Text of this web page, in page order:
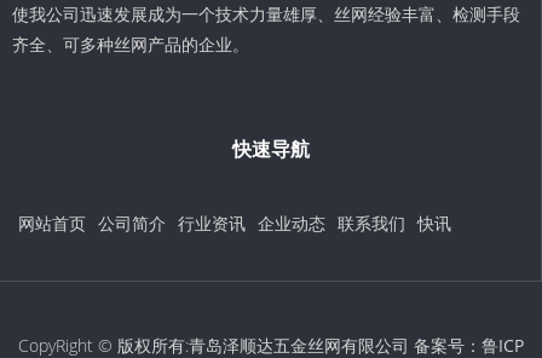
使我公司迅速发展成为一个技术力量雄厚、丝网经验丰富、检测手段
齐全、可多种丝网产品的企业。
快速导航
网站首页 公司简介 行业资讯 企业动态 联系我们 快讯
CopyRight © 版权所有:青岛泽顺达五金丝网有限公司 备案号： 鲁ICP